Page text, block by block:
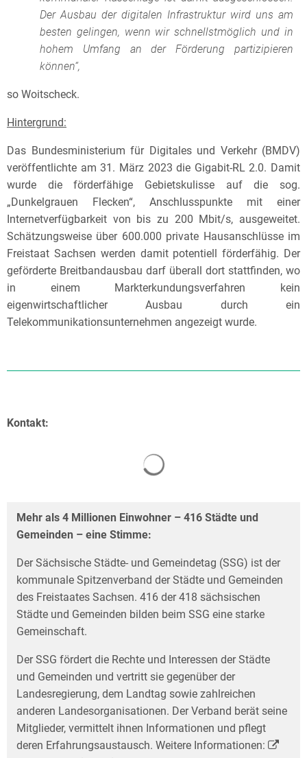
Der Ausbau der digitalen Infrastruktur wird uns am
besten gelingen, wenn wir schnellstmöglich und in
hohem Umfang an der Förderung partizipieren
können“,
so Woitscheck.
Hintergrund:
Das Bundesministerium für Digitales und Verkehr (BMDV)
veröffentlichte am 31. März 2023 die Gigabit-RL 2.0. Damit
wurde die förderfähige Gebietskulisse auf die sog.
„Dunkelgrauen Flecken“, Anschlusspunkte mit einer
Internetverfügbarkeit von bis zu 200 Mbit/s, ausgeweitet.
Schätzungsweise über 600.000 private Hausanschlüsse im
Freistaat Sachsen werden damit potentiell förderfähig. Der
geförderte Breitbandausbau darf überall dort stattfinden, wo
in einem Markterkundungsverfahren kein
eigenwirtschaftlicher Ausbau durch ein
Telekommunikationsunternehmen angezeigt wurde.
Kontakt:
Mehr als 4 Millionen Einwohner – 416 Städte und
Gemeinden – eine Stimme:
Der Sächsische Städte- und Gemeindetag (SSG) ist der
kommunale Spitzenverband der Städte und Gemeinden
des Freistaates Sachsen. 416 der 418 sächsischen
Städte und Gemeinden bilden beim SSG eine starke
Gemeinschaft.
Der SSG fördert die Rechte und Interessen der Städte
und Gemeinden und vertritt sie gegen­über der
Landesregierung, dem Landtag sowie zahlreichen
anderen Landesorganisationen. Der Verband berät seine
Mitglieder, vermittelt ihnen Informationen und pflegt
deren Erfahrungs­austausch. Weitere Informationen: